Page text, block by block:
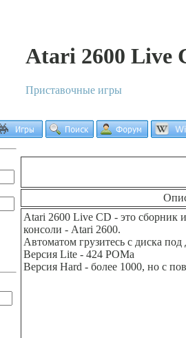
Atari 2600 Live
Приставочные игры
Atari 2600 Live CD - это сборник
консоли - Atari 2600.
Автоматом грузитесь с диска
Версия Lite - 424 РОМа
Версия Hard - более 1000, но с